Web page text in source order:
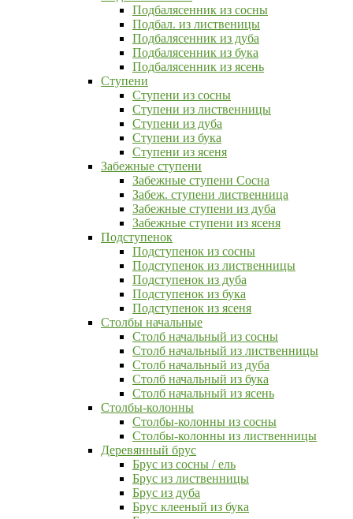
Подбалясенник из сосны
Подбал. из лиственицы
Подбалясенник из дуба
Подбалясенник из бука
Подбалясенник из ясень
Ступени
Ступени из сосны
Ступени из лиственницы
Ступени из дуба
Ступени из бука
Ступени из ясеня
Забежные ступени
Забежные ступени Сосна
Забеж. ступени лиственница
Забежные ступени из дуба
Забежные ступени из ясеня
Подступенок
Подступенок из сосны
Подступенок из лиственницы
Подступенок из дуба
Подступенок из бука
Подступенок из ясеня
Столбы начальные
Столб начальный из сосны
Столб начальный из лиственницы
Столб начальный из дуба
Столб начальный из бука
Столб начальный из ясень
Столбы-колонны
Столбы-колонны из сосны
Столбы-колонны из лиственницы
Деревянный брус
Брус из сосны / ель
Брус из лиственницы
Брус из дуба
Брус клееный из бука